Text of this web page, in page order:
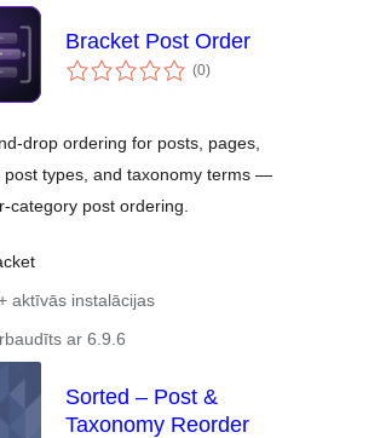
Bracket Post Order
(0vērtējumu
kopsumma
)
drop ordering for posts, pages,
post types, and taxonomy terms —
category post ordering.
aktīvās instalācijas
ar 6.9.6
Sorted – Post &
Taxonomy Reorder